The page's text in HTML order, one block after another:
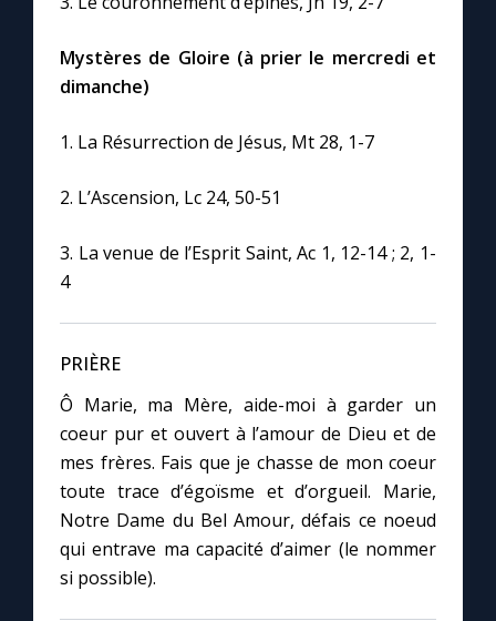
Mystères de Gloire (à prier le mercredi et
dimanche)
1. La Résurrection de Jésus, Mt 28, 1-7
2. L’Ascension, Lc 24, 50-51
3. La venue de l’Esprit Saint, Ac 1, 12-14 ; 2, 1-
4
PRIÈRE
Ô Marie, ma Mère, aide-moi à garder un
coeur pur et ouvert à l’amour de Dieu et de
mes frères. Fais que je chasse de mon coeur
toute trace d’égoïsme et d’orgueil. Marie,
Notre Dame du Bel Amour, défais ce noeud
qui entrave ma capacité d’aimer (le nommer
si possible).